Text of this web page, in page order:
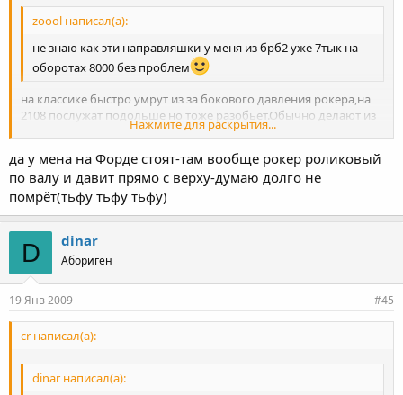
zoool написал(а):
не знаю как эти направляшки-у меня из брб2 уже 7тык на
оборотах 8000 без проблем
Нажмите для раскрытия...
на классике быстро умрут из за бокового давления рокера,на
2108 послужат подольше но тоже разобьет.Обычно делают из
бронзы оцс5-5-5. на 16ве ходят долго потому что нагрузка
Нажмите для раскрытия...
да у мена на Форде стоят-там вообще рокер роликовый
по валу и давит прямо с верху-думаю долго не
помрёт(тьфу тьфу тьфу)
D dinar
Абориген
19 Янв 2009 #45
cr написал(а):
dinar написал(а):